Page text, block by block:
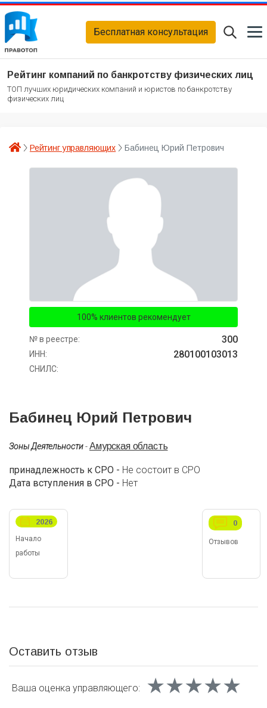
Бесплатная консультация
Рейтинг компаний по банкротству физических лиц
ТОП лучших юридических компаний и юристов по банкротству
физических лиц
Рейтинг управляющих Бабинец Юрий Петрович
100% клиентов рекомендует
№ в реестре: 300
ИНН: 280100103013
СНИЛС:
Бабинец Юрий Петрович
Зоны Деятельности-Амурская область
принадлежность к СРО - Не состоит в СРО
Дата вступления в СРО - Нет
Начало
работы
2026
Отзывов
0
Оставить отзыв
Ваша оценка управляющего: ★★★★★
★★★★★
★★★★★